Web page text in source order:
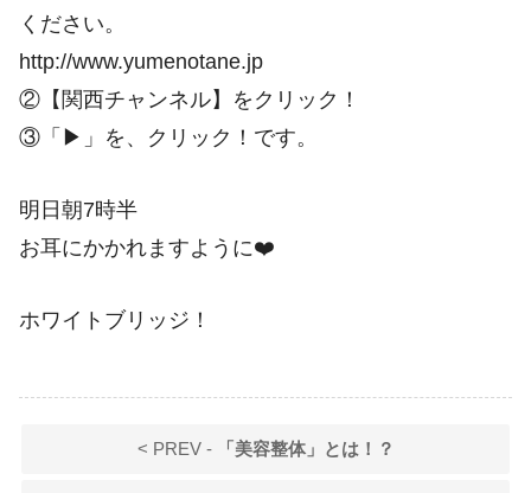
ください。
http://www.yumenotane.jp
②【関西チャンネル】をクリック！
③「▶」を、クリック！です。
明日朝7時半
お耳にかかれますように❤️
ホワイトブリッジ！
< PREV - 「美容整体」とは！？